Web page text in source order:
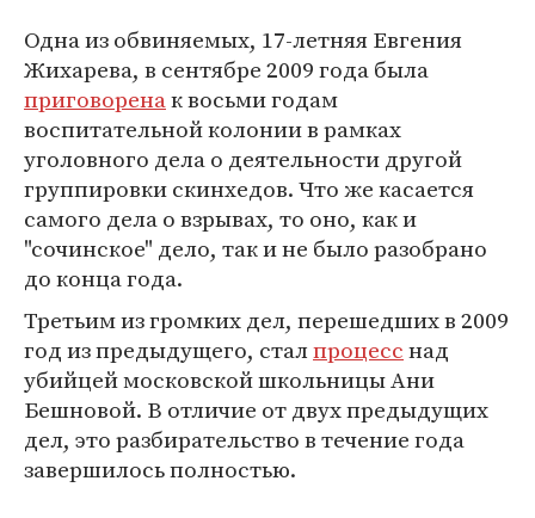
Одна из обвиняемых, 17-летняя Евгения
Жихарева, в сентябре 2009 года была
приговоренак восьми годам
воспитательной колонии в рамках
уголовного дела о деятельности другой
группировки скинхедов. Что же касается
самого дела о взрывах, то оно, как и
"сочинское" дело, так и не было разобрано
до конца года.
Третьим из громких дел, перешедших в 2009
год из предыдущего, сталпроцесснад
убийцей московской школьницы Ани
Бешновой. В отличие от двух предыдущих
дел, это разбирательство в течение года
завершилось полностью.